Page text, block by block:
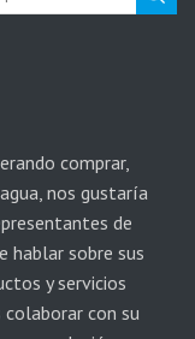
comprar,
nos gustaría
de
hablar sobre sus
y servicios
con su